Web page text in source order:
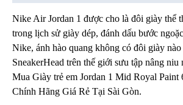
Nike Air Jordan 1 được cho là đôi giày thể
trong lịch sử giày dép, đánh dấu bước
Nike, ánh hào quang không có đôi giày
SneakerHead trên thế giới sưu tập nâng niu
Mua Giày trẻ em Jordan 1 Mid Royal Paint
Chính Hãng Giá Rẻ Tại Sài Gòn.